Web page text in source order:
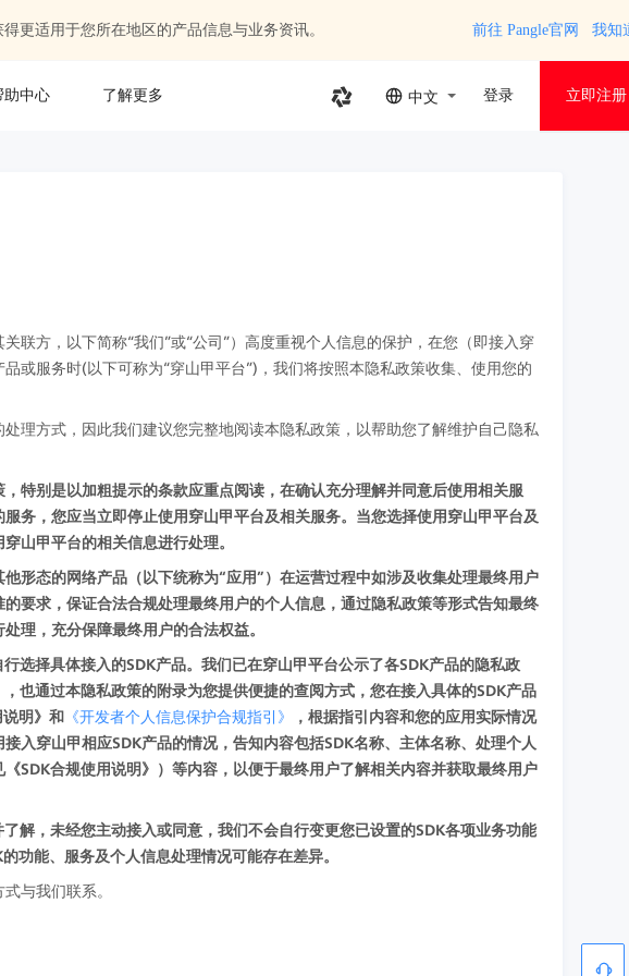
更适用于您所在地区的产品信息与业务资讯。 前往 Pangle官网 我知
助中心 了解更多 中文 登录 立即注册
联方，以下简称“我们”或“公司”）高度重视个人信息的保护，在您（即接入穿
或服务时(以下可称为“穿山甲平台”)，我们将按照本隐私政策收集、使用您的
理方式，因此我们建议您完整地阅读本隐私政策，以帮助您了解维护自己隐私
特别是以加粗提示的条款应重点阅读，在确认充分理解并同意后使用相关服
务，您应当立即停止使用穿山甲平台及相关服务。当您选择使用穿山甲平台及
山甲平台的相关信息进行处理。
形态的网络产品（以下统称为“应用”）在运营过程中如涉及收集处理最终用户
要求，保证合法合规处理最终用户的个人信息，通过隐私政策等形式告知最终
理，充分保障最终用户的合法权益。
选择具体接入的SDK产品。我们已在穿山甲平台公示了各SDK产品的隐私政
，也通过本隐私政策的附录为您提供便捷的查阅方式，您在接入具体的SDK产品
明》和 《开发者个人信息保护合规指引》
，根据指引内容和您的应用实际情况
入穿山甲相应SDK产品的情况，告知内容包括SDK名称、主体名称、处理个人
SDK合规使用说明》）等内容，以便于最终用户了解相关内容并获取最终用户
解，未经您主动接入或同意，我们不会自行变更您已设置的SDK各项业务功能
功能、服务及个人信息处理情况可能存在差异。
与我们联系。